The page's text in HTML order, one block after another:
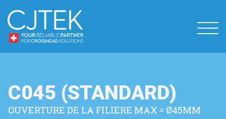
C045 (STANDARD)
OUVERTURE DE LA FILIERE MAX = Ø45MM